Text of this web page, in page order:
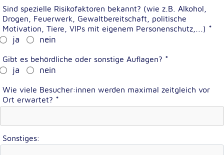
Sind spezielle Risikofaktoren bekannt? (wie z.B. Alkohol,
Drogen, Feuerwerk, Gewaltbereitschaft, politische
Motivation, Tiere, VIPs mit eigenem Personenschutz,...) *
ja
nein
Gibt es behördliche oder sonstige Auflagen? *
ja
nein
Wie viele Besucher:innen werden maximal zeitgleich vor
Ort erwartet? *
Sonstiges:
Externe Dienste
Um Inhalte von Videoplattformen und
diesen externen Diensten Cookies gesetzt.
Anbieter:
Einbinden und Anzeigen von Videos